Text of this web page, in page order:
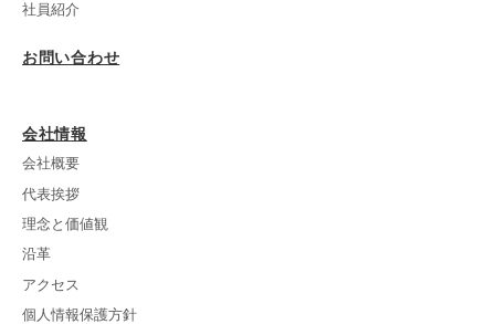
社員紹介
お問い合わせ
会社情報
会社概要
代表挨拶
理念と価値観
沿革
アクセス
個人情報保護方針